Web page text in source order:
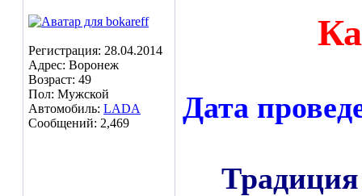
Регистрация: 28.04.2014
Адрес: Воронеж
Возраст: 49
Пол: Мужской
Автомобиль: LADA
Сообщений: 2,469
Дата